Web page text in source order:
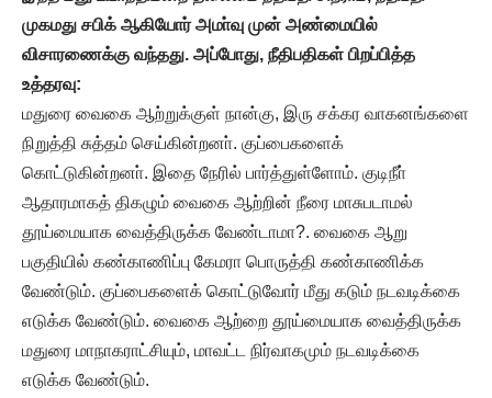
முகமது சபிக் ஆகியோர் அமா்வு முன் அண்மையில்
விசாரணைக்கு வந்தது. அப்போது, நீதிபதிகள் பிறப்பித்த
உத்தரவு:
மதுரை வைகை ஆற்றுக்குள் நான்கு, இரு சக்கர வாகனங்களை
நிறுத்தி சுத்தம் செய்கின்றனா். குப்பைகளைக்
கொட்டுகின்றனா். இதை நேரில் பார்த்துள்ளோம். குடிநீா்
ஆதாரமாகத் திகழும் வைகை ஆற்றின் நீரை மாசுபடாமல்
தூய்மையாக வைத்திருக்க வேண்டாமா?. வைகை ஆறு
பகுதியில் கண்காணிப்பு கேமரா பொருத்தி கண்காணிக்க
வேண்டும். குப்பைகளைக் கொட்டுவோர் மீது கடும் நடவடிக்கை
எடுக்க வேண்டும். வைகை ஆற்றை தூய்மையாக வைத்திருக்க
மதுரை மாநாகராட்சியும், மாவட்ட நிர்வாகமும் நடவடிக்கை
எடுக்க வேண்டும்.